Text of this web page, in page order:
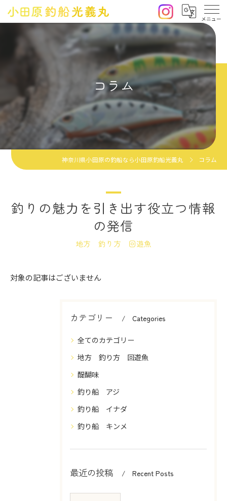
コラム
神奈川県小田原の釣船なら小田原釣船光義丸 コラム
釣りの魅力を引き出す役立つ情報
の発信
地方 釣り方 回遊魚
対象の記事はございません
カテゴリー Categories
全てのカテゴリー
地方 釣り方 回遊魚
醍醐味
釣り船 アジ
釣り船 イナダ
釣り船 キンメ
最近の投稿 Recent Posts